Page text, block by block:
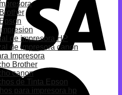
de impresora HP
de impresora canon
Impresora
Brother
canon
de Tinta Epson
para impresora hp